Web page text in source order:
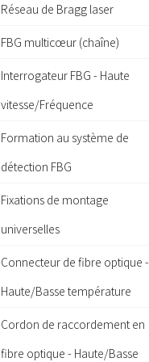
Réseau de Bragg laser
FBG multicœur (chaîne)
Interrogateur FBG - Haute
vitesse/Fréquence
Formation au système de
détection FBG
Fixations de montage
universelles
Connecteur de fibre optique -
Haute/Basse température
Cordon de raccordement en
fibre optique - Haute/Basse